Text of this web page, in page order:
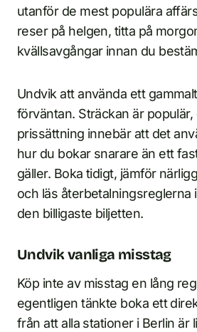
utanför de mest populära
reser på helgen, titta på
kvällsavgångar innan du
Undvik att använda ett
förväntan. Sträckan är
prissättning innebär att det
hur du bokar snarare än ett
gäller. Boka tidigt, jämför
och läs återbetalningsreglerna
den billigaste biljetten.
Undvik vanliga misstag
Köp inte av misstag en lång
egentligen tänkte boka ett
från att alla stationer i Berlin är